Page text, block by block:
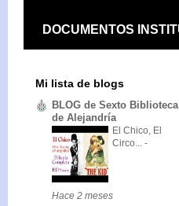
DOCUMENTOS
Mi lista de blogs
BLOG de Sexto Biblioteca
de Alejandría
El Chico, El
Circo... -
Hace 2 meses